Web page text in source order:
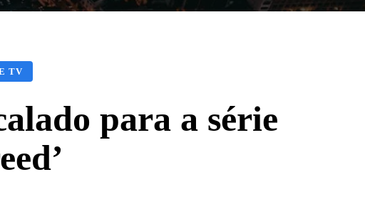
TV
para a série